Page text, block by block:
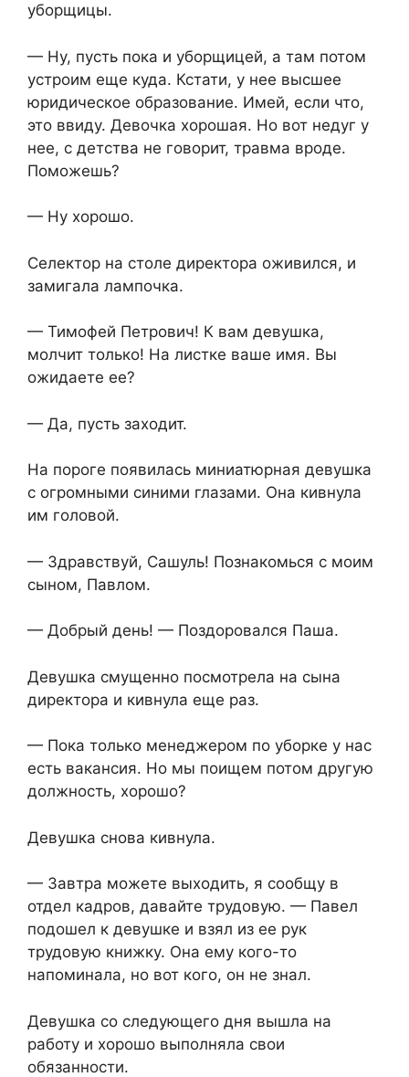
уборщицы.
— Ну, пусть пока и уборщицей, а там потом
устроим еще куда. Кстати, у нее высшее
юридическое образование. Имей, если что,
это ввиду. Девочка хорошая. Но вот недуг у
нее, с детства не говорит, травма вроде.
Поможешь?
— Ну хорошо.
Селектор на столе директора оживился, и
замигала лампочка.
— Тимофей Петрович! К вам девушка,
молчит только! На листке ваше имя. Вы
ожидаете ее?
— Да, пусть заходит.
На пороге появилась миниатюрная девушка
с огромными синими глазами. Она кивнула
им головой.
— Здравствуй, Сашуль! Познакомься с моим
сыном, Павлом.
— Добрый день! — Поздоровался Паша.
Девушка смущенно посмотрела на сына
директора и кивнула еще раз.
— Пока только менеджером по уборке у нас
есть вакансия. Но мы поищем потом другую
должность, хорошо?
Девушка снова кивнула.
— Завтра можете выходить, я сообщу в
отдел кадров, давайте трудовую. — Павел
подошел к девушке и взял из ее рук
трудовую книжку. Она ему кого-то
напоминала, но вот кого, он не знал.
Девушка со следующего дня вышла на
работу и хорошо выполняла свои
обязанности.